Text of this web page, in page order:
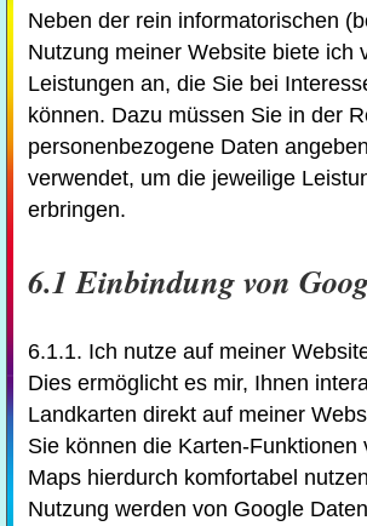
Neben der rein informatorischen
Nutzung meiner Website biete ich
Leistungen an, die Sie bei
können. Dazu müssen Sie in der
personenbezogene Daten
verwendet, um die jeweilige
erbringen.
6.1 Einbindung von
6.1.1. Ich nutze auf meiner
Dies ermöglicht es mir, Ihnen
Landkarten direkt auf meiner
Sie können die Karten-Funktionen
Maps hierdurch komfortabel
Nutzung werden von Google